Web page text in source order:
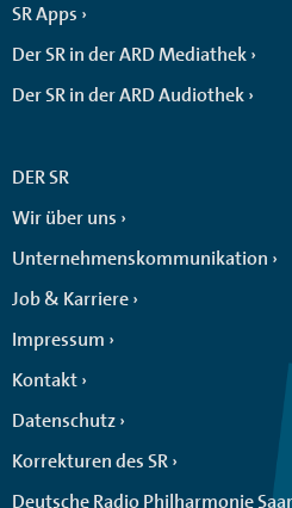
SR Apps
Der SR in der ARD Mediathek
Der SR in der ARD Audiothek
DER SR
Wir über uns
Unternehmenskommunikation
Job & Karriere
Impressum
Kontakt
Datenschutz
Korrekturen des SR
Deutsche Radio Philharmonie